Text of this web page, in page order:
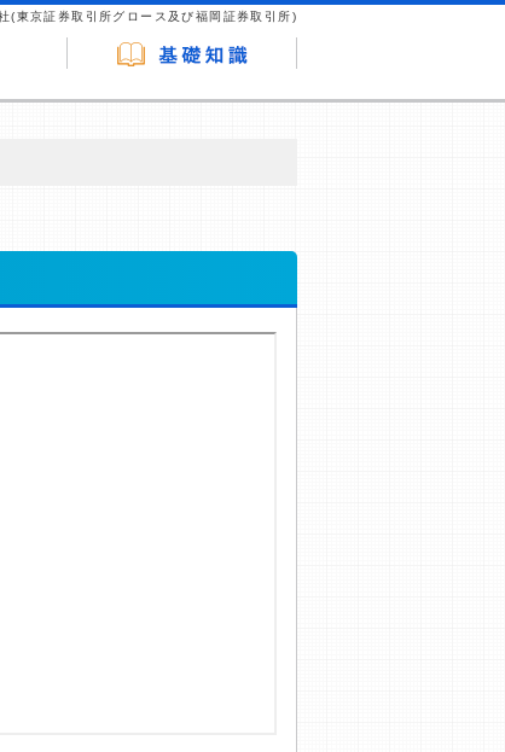
(東京証券取引所グロース及び福岡証券取引所)